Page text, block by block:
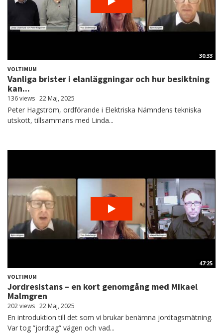
30:33
VOLTIMUM
Vanliga brister i elanläggningar och hur besiktning
kan...
136 views 22 Maj, 2025
Peter Hagström, ordförande i Elektriska Nämndens tekniska
utskott, tillsammans med Linda...
47:25
VOLTIMUM
Jordresistans – en kort genomgång med Mikael
Malmgren
202 views 22 Maj, 2025
En introduktion till det som vi brukar benämna jordtagsmätning.
Var tog ”jordtag” vägen och vad...